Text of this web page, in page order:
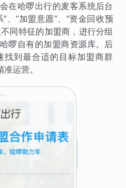
在哈啰出行的麦客系统后台
、“加盟意愿”、“资金回收预
同特征的加盟商，进行分组
啰自有的加盟商资源库。后
找到最合适的目标加盟商群
运营。